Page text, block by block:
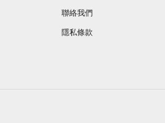
聯絡我們
隱私條款